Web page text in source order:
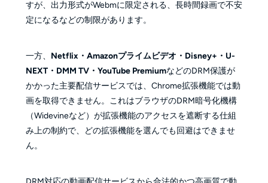
すが、出力形式がWebmに限定される、長時間録画で不安
定になるなどの制限があります。
一方、 Netflix・Amazonプライムビデオ・Disney+・U-
NEXT・DMM TV・YouTube PremiumなどのDRM保護が
かかった主要配信サービスでは、Chrome拡張機能では動
画を取得できません。これはブラウザのDRM暗号化機構
（Widevineなど）が拡張機能のアクセスを遮断する仕組
み上の制約で、どの拡張機能を選んでも回避はできませ
ん。